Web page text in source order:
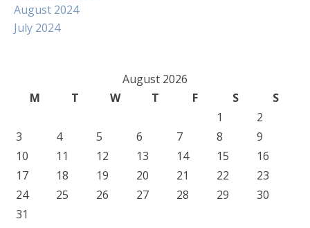
August 2024
July 2024
August 2026
M
T W T F S
S
1
2
3
4 5 6 7 8
9
10
11 12 13 14 15
16
17
18 19 20 21 22
23
24
25 26 27 28 29
30
31